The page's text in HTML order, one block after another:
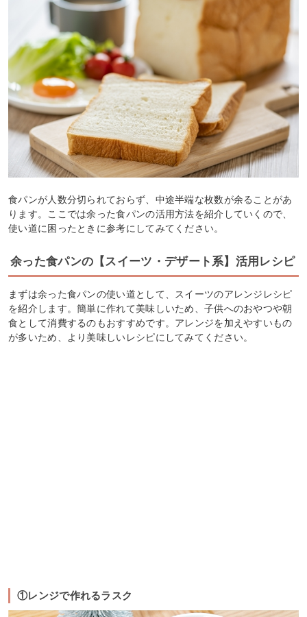
食パンが人数分切られておらず、中途半端な枚数が余ることがあ
ります。ここでは余った食パンの活用方法を紹介していくので、
使い道に困ったときに参考にしてみてください。
余った食パンの【スイーツ・デザート系】活用レシピ
まずは余った食パンの使い道として、スイーツのアレンジレシピ
を紹介します。簡単に作れて美味しいため、子供へのおやつや朝
食として消費するのもおすすめです。アレンジを加えやすいもの
が多いため、より美味しいレシピにしてみてください。
①レンジで作れるラスク